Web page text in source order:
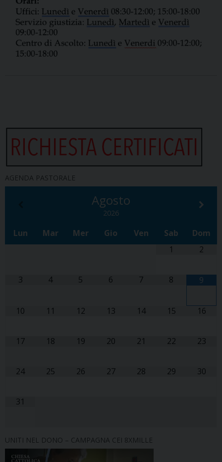
AGENDA PASTORALE
Agosto
2026
Lun Mar Mer Gio Ven Sab
Dom
1
2
3 4 5 6 7 8 9
10 11 12 13 14 15 16
17 18 19 20 21 22 23
24 25 26 27 28 29 30
31
UNITI NEL DONO – CAMPAGNA CEI 8XMILLE